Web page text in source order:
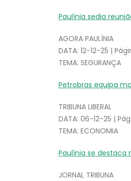
Paulínia sedia
AGORA PAULÍNIA
DATA: 12-12-25 |
TEMA: SEGURANÇA
Petrobras equipa
TRIBUNA LIBERAL
DATA: 06-12-25 |
TEMA: ECONOMIA
Paulínia se destaca
JORNAL TRIBUNA